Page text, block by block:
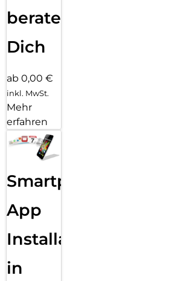
beraten
Dich
ab 0,00 €
inkl. MwSt.
Mehr
erfahren
Smartphone
App
Installation
in